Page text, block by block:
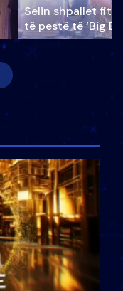
Selin shpallet
të pestë të ‘Big